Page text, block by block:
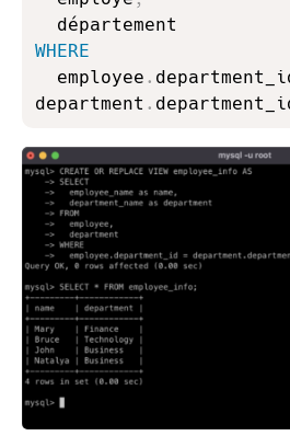
WHERE
  employee
.
department .